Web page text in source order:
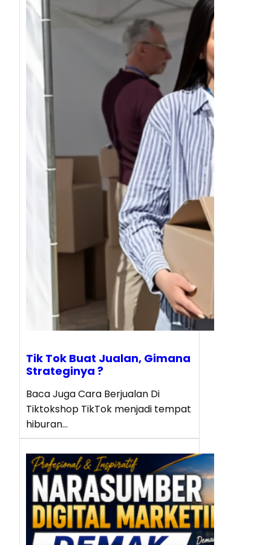
Tik Tok Buat Jualan, Gimana
Strateginya ?
Baca Juga Cara Berjualan Di
Tiktokshop TikTok menjadi tempat
hiburan…